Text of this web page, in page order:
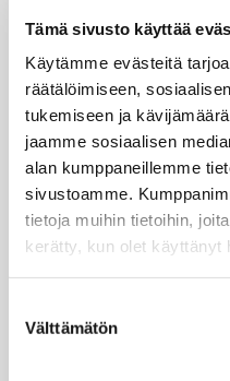
Tämä sivusto käyttää
Käytämme evästeitä
räätälöimiseen,
tukemiseen ja
jaamme sosiaalisen
alan kumppaneillemme
sivustoamme.
tietoja muihin tietoihin,
kerätty, kun olet käyttänyt
valinta
Välttämätön
Crux-lehti
JOBI
TYÖELÄMÄOPAS
Työnhaku
KirVESTES 2025-2028,